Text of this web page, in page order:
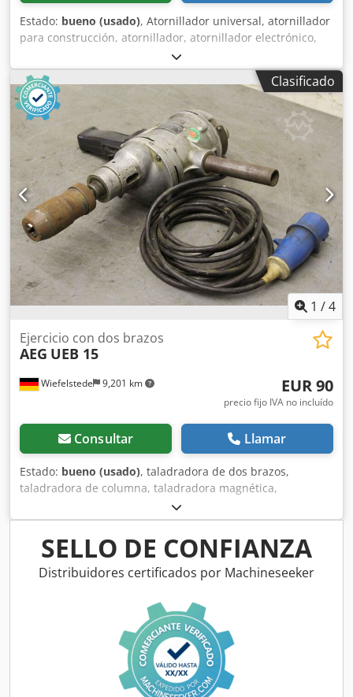
Estado: bueno (usado), Atornillador universal, atornillador
para construcción, atornillador, atornillador electrónico,
atornillador de impacto, atornillador eléctrico -Potencia
nominal: 600 vatios -Tamaño máximo de tornillo: M8 -
Velocidad: 600/1800 rpm -Conexión: 220 voltios Chjdpfx
Aefc Hfveczsa -Cantidad: 34 unidades de atornillador
universal disponibles -Precio: por unidad -Dimensiones:
320/200/A80 mm -Peso: 3,3 kg/unidad
Clasificado
1 /4
Wiefelstede 9,201 km
Ejercicio con dos brazos
AEG UEB 15
EUR 90
precio fijo IVA no incluído
Consultar Llamar
Estado: bueno (usado), taladradora de dos brazos,
taladradora de columna, taladradora magnética,
taladradora de percusión, taladradora de doble
empuñadura Chjdefc Hf Aepfx Aczsa -Portabrocas: MK con
mandril -Potencia nominal: 250 W -Conexión: 220 voltios -
Diámetro máximo de la broca: Ø 15 mm -Dimensiones:
420/420/A120 mm -Peso: 7,1 kg
SELLO DE CONFIANZA
Distribuidores certificados por Machineseeker